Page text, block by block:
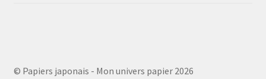
© Papiers japonais - Mon univers papier 2026